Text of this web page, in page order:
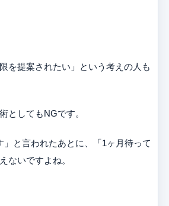
を提案されたい」という考えの人も
としてもNGです。
」と言われたあとに、「1ヶ月待って
ないですよね。